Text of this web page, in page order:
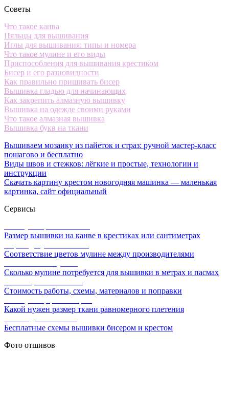
Советы
Что такое канва
Пяльцы для вышивания
Иглы для вышивания: типы и номера
Что такое мулине и его виды
Приспособления для вышивания крестиком
Бисер и его разновидности
Как правильно пришивать бисер
Вышивка гладью для начинающих
Как закрепить алмазную вышивку
Вышивка на одежде своими руками
Что такое алмазная вышивка
Вышивка букв на ткани
Вышиваем мозаику из пайеток и страз: ручной мастер-класс
пошагово и бесплатно
Виды швов и стежков: лёгкие и простые, технологии и
инструкции
Скачать картину крестом новогодняя машинка — маленькая
картинка, сайт официальный
Сервисы
Размер вышивки на канве в крестиках или сантиметрах
Соответствие цветов мулине между производителями
Сколько мулине потребуется для вышивки в метрах и пасмах
Стоимость работы, схемы, материалов и поправки
Какой нужен размер ткани равномерного плетения
Бесплатные схемы вышивки бисером и крестом
Фото отшивов